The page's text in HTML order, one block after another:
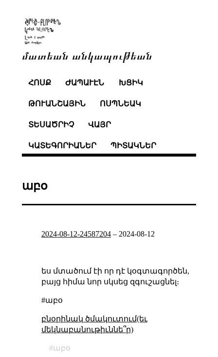
մատեան անկապութեան
ՀՈՍՔ ԺԱՊԱՒԷՆ ԽՑԻԿ
ԹՈՒԱՆՇԱՅԻՆ ՈՍՊՆԵԱԿ
ՏԵՍԱԾՐԻՉ ՎԱՅՐ
ԿԱՏԵԳՈՐԻԱՆԵՐ ՊԻՏԱԿՆԵՐ
աբօ
2024-08-12-24587204– 2024-08-12
ես մտածում էի որ դէ կօգտագործեն,
բայց հիմա նոր սկսեց զգուշացնել։
#աբօ
բնօրինակ ծմակուտում(եւ
մեկնաբանութիւննե՞ր)
աբօ